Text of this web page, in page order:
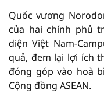
Quốc vương
của hai chính phủ
diện Việt Nam-
quả, đem lại lợi ích
đóng góp vào hoà
Cộng đồng ASEAN.